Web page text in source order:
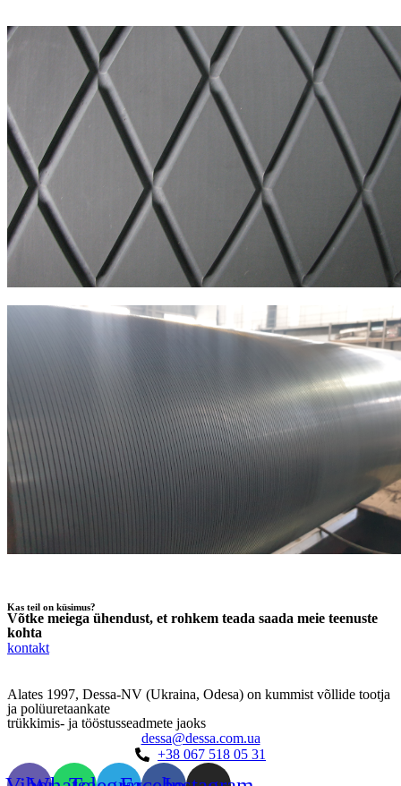
Kas teil on küsimus?
Võtke meiega ühendust, et rohkem teada saada meie teenuste
kohta
kontakt
Alates 1997, Dessa-NV (Ukraina, Odesa) on kummist võllide tootja
ja polüuretaankate
trükkimis- ja tööstusseadmete jaoks
dessa@dessa.com.ua
+38 067 518 05 31